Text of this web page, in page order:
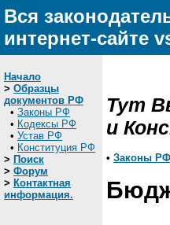
Вся
интернет-сайте
Начало
> Образцы
документов РФ
• Законы РФ
• Кодексы РФ
• Устав РФ
• Конституция РФ
> Поиск
> Форум
> Контактная
информация.
Тут
и
• Законы РФ